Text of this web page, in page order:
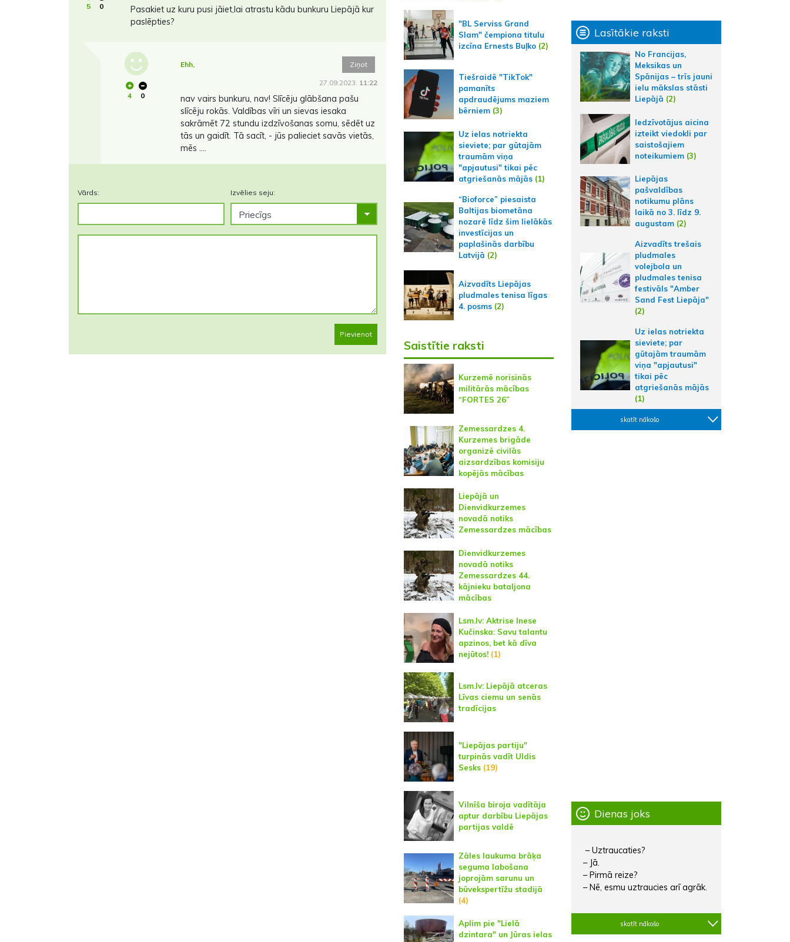
5 0
Pasakiet uz kuru pusi jāiet,lai atrastu kādu bunkuru Liepājā kur
paslēpties?
4 0
Ehh, Ziņot
27.09.2023. 11:22
nav vairs bunkuru, nav! Slīcēju glābšana pašu
slīcēju rokās. Valdības vīri un sievas iesaka
sakrāmēt 72 stundu izdzīvošanas somu, sēdēt uz
tās un gaidīt. Tā sacīt, - jūs palieciet savās vietās,
mēs ....
Vārds: Izvēlies seju:
Pievienot
"BL Serviss Grand
Slam" čempiona titulu
izcīna Ernests Buļko(2)
Tiešraidē "TikTok"
pamanīts
apdraudējums maziem
bērniem(3)
Uz ielas notriekta
sieviete; par gūtajām
traumām viņa
"apjautusi" tikai pēc
atgriešanās mājās(1)
“Bioforce” piesaista
Baltijas biometāna
nozarē līdz šim lielākās
investīcijas un
paplašinās darbību
Latvijā (2)
Aizvadīts Liepājas
pludmales tenisa līgas
4. posms(2)
Saistītie raksti
Kurzemē norisinās
militārās mācības
“FORTES 26”
Zemessardzes 4.
Kurzemes brigāde
organizē civilās
aizsardzības komisiju
kopējās mācības
Liepājā un
Dienvidkurzemes
novadā notiks
Zemessardzes mācības
Dienvidkurzemes
novadā notiks
Zemessardzes 44.
kājnieku bataljona
mācības
Lsm.lv: Aktrise Inese
Kučinska: Savu talantu
apzinos, bet kā dīva
nejūtos! (1)
Lsm.lv: Liepājā atceras
Līvas ciemu un senās
tradīcijas
"Liepājas partiju"
turpinās vadīt Uldis
Sesks(19)
Vilnīša biroja vadītāja
aptur darbību Liepājas
partijas valdē
Zāles laukuma brāķa
seguma labošana
joprojām sarunu un
būvekspertīžu stadijā
(4)
Aplim pie "Lielā
dzintara" un Jūras ielas
Lasītākie raksti
No Francijas,
Meksikas un
Spānijas – trīs jauni
ielu mākslas stāsti
Liepājā (2)
Iedzīvotājus aicina
izteikt viedokli par
saistošajiem
noteikumiem (3)
Liepājas
pašvaldības
notikumu plāns
laikā no 3. līdz 9.
augustam (2)
Aizvadīts trešais
pludmales
volejbola un
pludmales tenisa
festivāls "Amber
Sand Fest Liepāja"
(2)
Uz ielas notriekta
sieviete; par
gūtajām traumām
viņa "apjautusi"
tikai pēc
atgriešanās mājās
(1)
skatīt nākošo
Dienas joks
– Uztraucaties?
– Jā.
– Pirmā reize?
– Nē, esmu uztraucies arī agrāk.
skatīt nākošo